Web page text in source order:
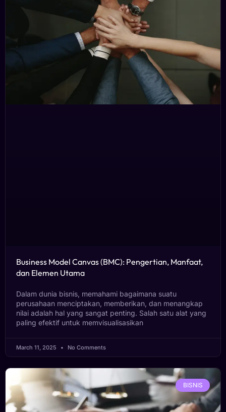
Business Model Canvas (BMC): Pengertian, Manfaat,
dan Elemen Utama
Dalam dunia bisnis, memahami bagaimana suatu
perusahaan menciptakan, memberikan, dan menangkap
nilai adalah hal yang sangat penting. Salah satu alat yang
paling efektif untuk memvisualisasikan
March 11, 2025 No Comments
BISNIS